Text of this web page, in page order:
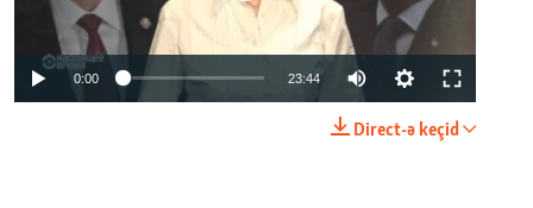
0:00 23:44
Direct-ə keçid